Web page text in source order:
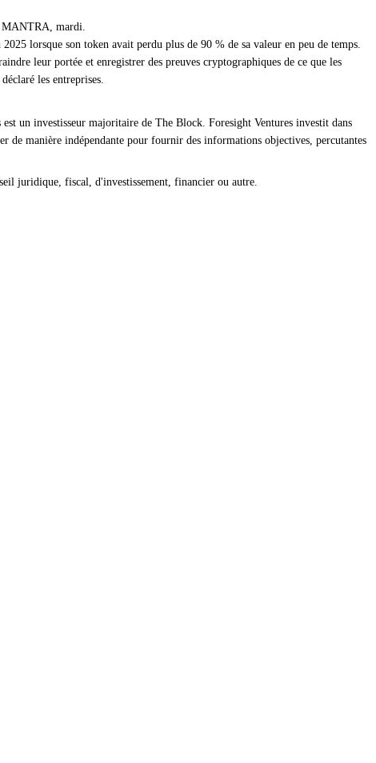
MANTRA, mardi.
lorsque son token avait perdu plus de 90 % de sa valeur en peu de temps.
leur portée et enregistrer des preuves cryptographiques de ce que les
les entreprises.
un investisseur majoritaire de The Block. Foresight Ventures investit dans
de manière indépendante pour fournir des informations objectives, percutantes
juridique, fiscal, d'investissement, financier ou autre.